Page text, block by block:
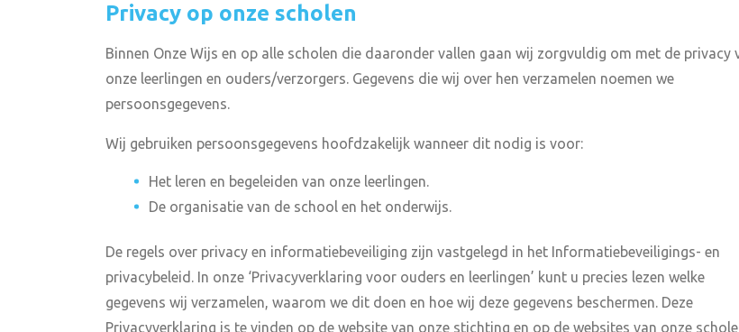
Privacy op onze scholen
Binnen Onze Wijs en op alle scholen die daaronder vallen gaan wij zorgvuldig om met de privacy
onze leerlingen en ouders/verzorgers. Gegevens die wij over hen verzamelen noemen we
persoonsgegevens.
Wij gebruiken persoonsgegevens hoofdzakelijk wanneer dit nodig is voor:
Het leren en begeleiden van onze leerlingen.
De organisatie van de school en het onderwijs.
De regels over privacy en informatiebeveiliging zijn vastgelegd in het Informatiebeveiligings- en
privacybeleid. In onze ‘Privacyverklaring voor ouders en leerlingen’ kunt u precies lezen welke
gegevens wij verzamelen, waarom we dit doen en hoe wij deze gegevens beschermen. Deze
Privacyverklaring is te vinden op de website van onze stichting en op de websites van onze